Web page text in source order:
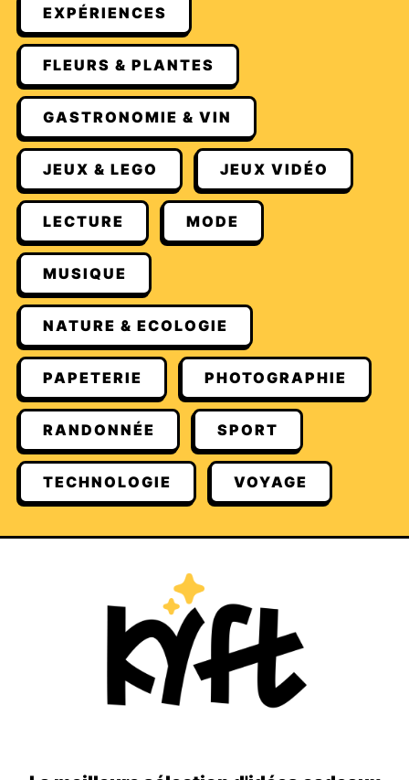
EXPÉRIENCES
FLEURS & PLANTES
GASTRONOMIE & VIN
JEUX & LEGO JEUX VIDÉO
LECTURE MODE
MUSIQUE
NATURE & ECOLOGIE
PAPETERIE PHOTOGRAPHIE
RANDONNÉE SPORT
TECHNOLOGIE VOYAGE